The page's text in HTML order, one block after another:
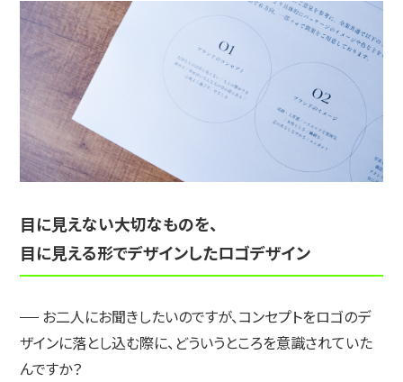
目に見えない大切なものを、
目に見える形でデザインしたロゴデザイン
お二人にお聞きしたいのですが、コンセプトをロゴのデ
ザインに落とし込む際に、どういうところを意識されていた
んですか？